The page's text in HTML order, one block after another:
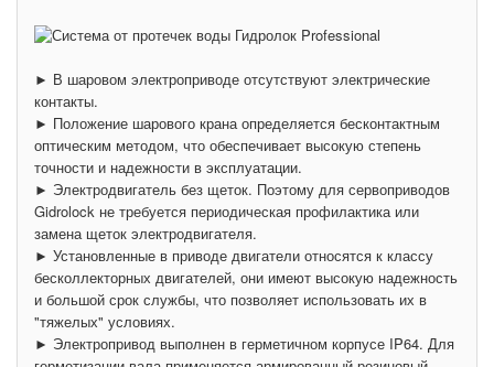
► В шаровом электроприводе отсутствуют электрические
контакты.
► Положение шарового крана определяется бесконтактным
оптическим методом, что обеспечивает высокую степень
точности и надежности в эксплуатации.
► Электродвигатель без щеток. Поэтому для сервоприводов
Gidrolock не требуется периодическая профилактика или
замена щеток электродвигателя.
► Установленные в приводе двигатели относятся к классу
бесколлекторных двигателей, они имеют высокую надежность
и большой срок службы, что позволяет использовать их в
"тяжелых" условиях.
► Электропривод выполнен в герметичном корпусе IP64. Для